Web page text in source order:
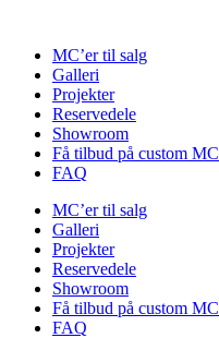
indholdMC’er til salg
Galleri
Projekter
Reservedele
Showroom
Få tilbud på custom MC
FAQ
MC’er til salg
Galleri
Projekter
Reservedele
Showroom
Få tilbud på custom MC
FAQ